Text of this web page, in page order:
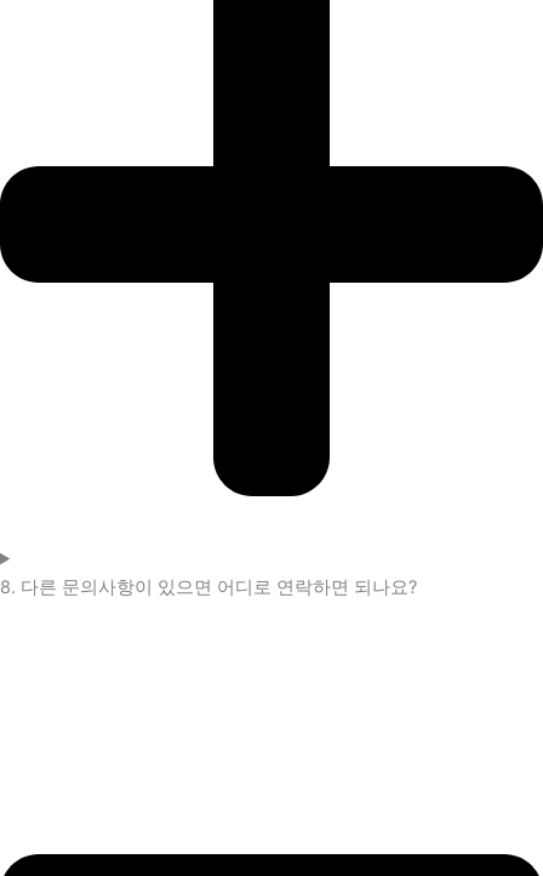
8. 다른 문의사항이 있으면 어디로 연락하면 되나요?